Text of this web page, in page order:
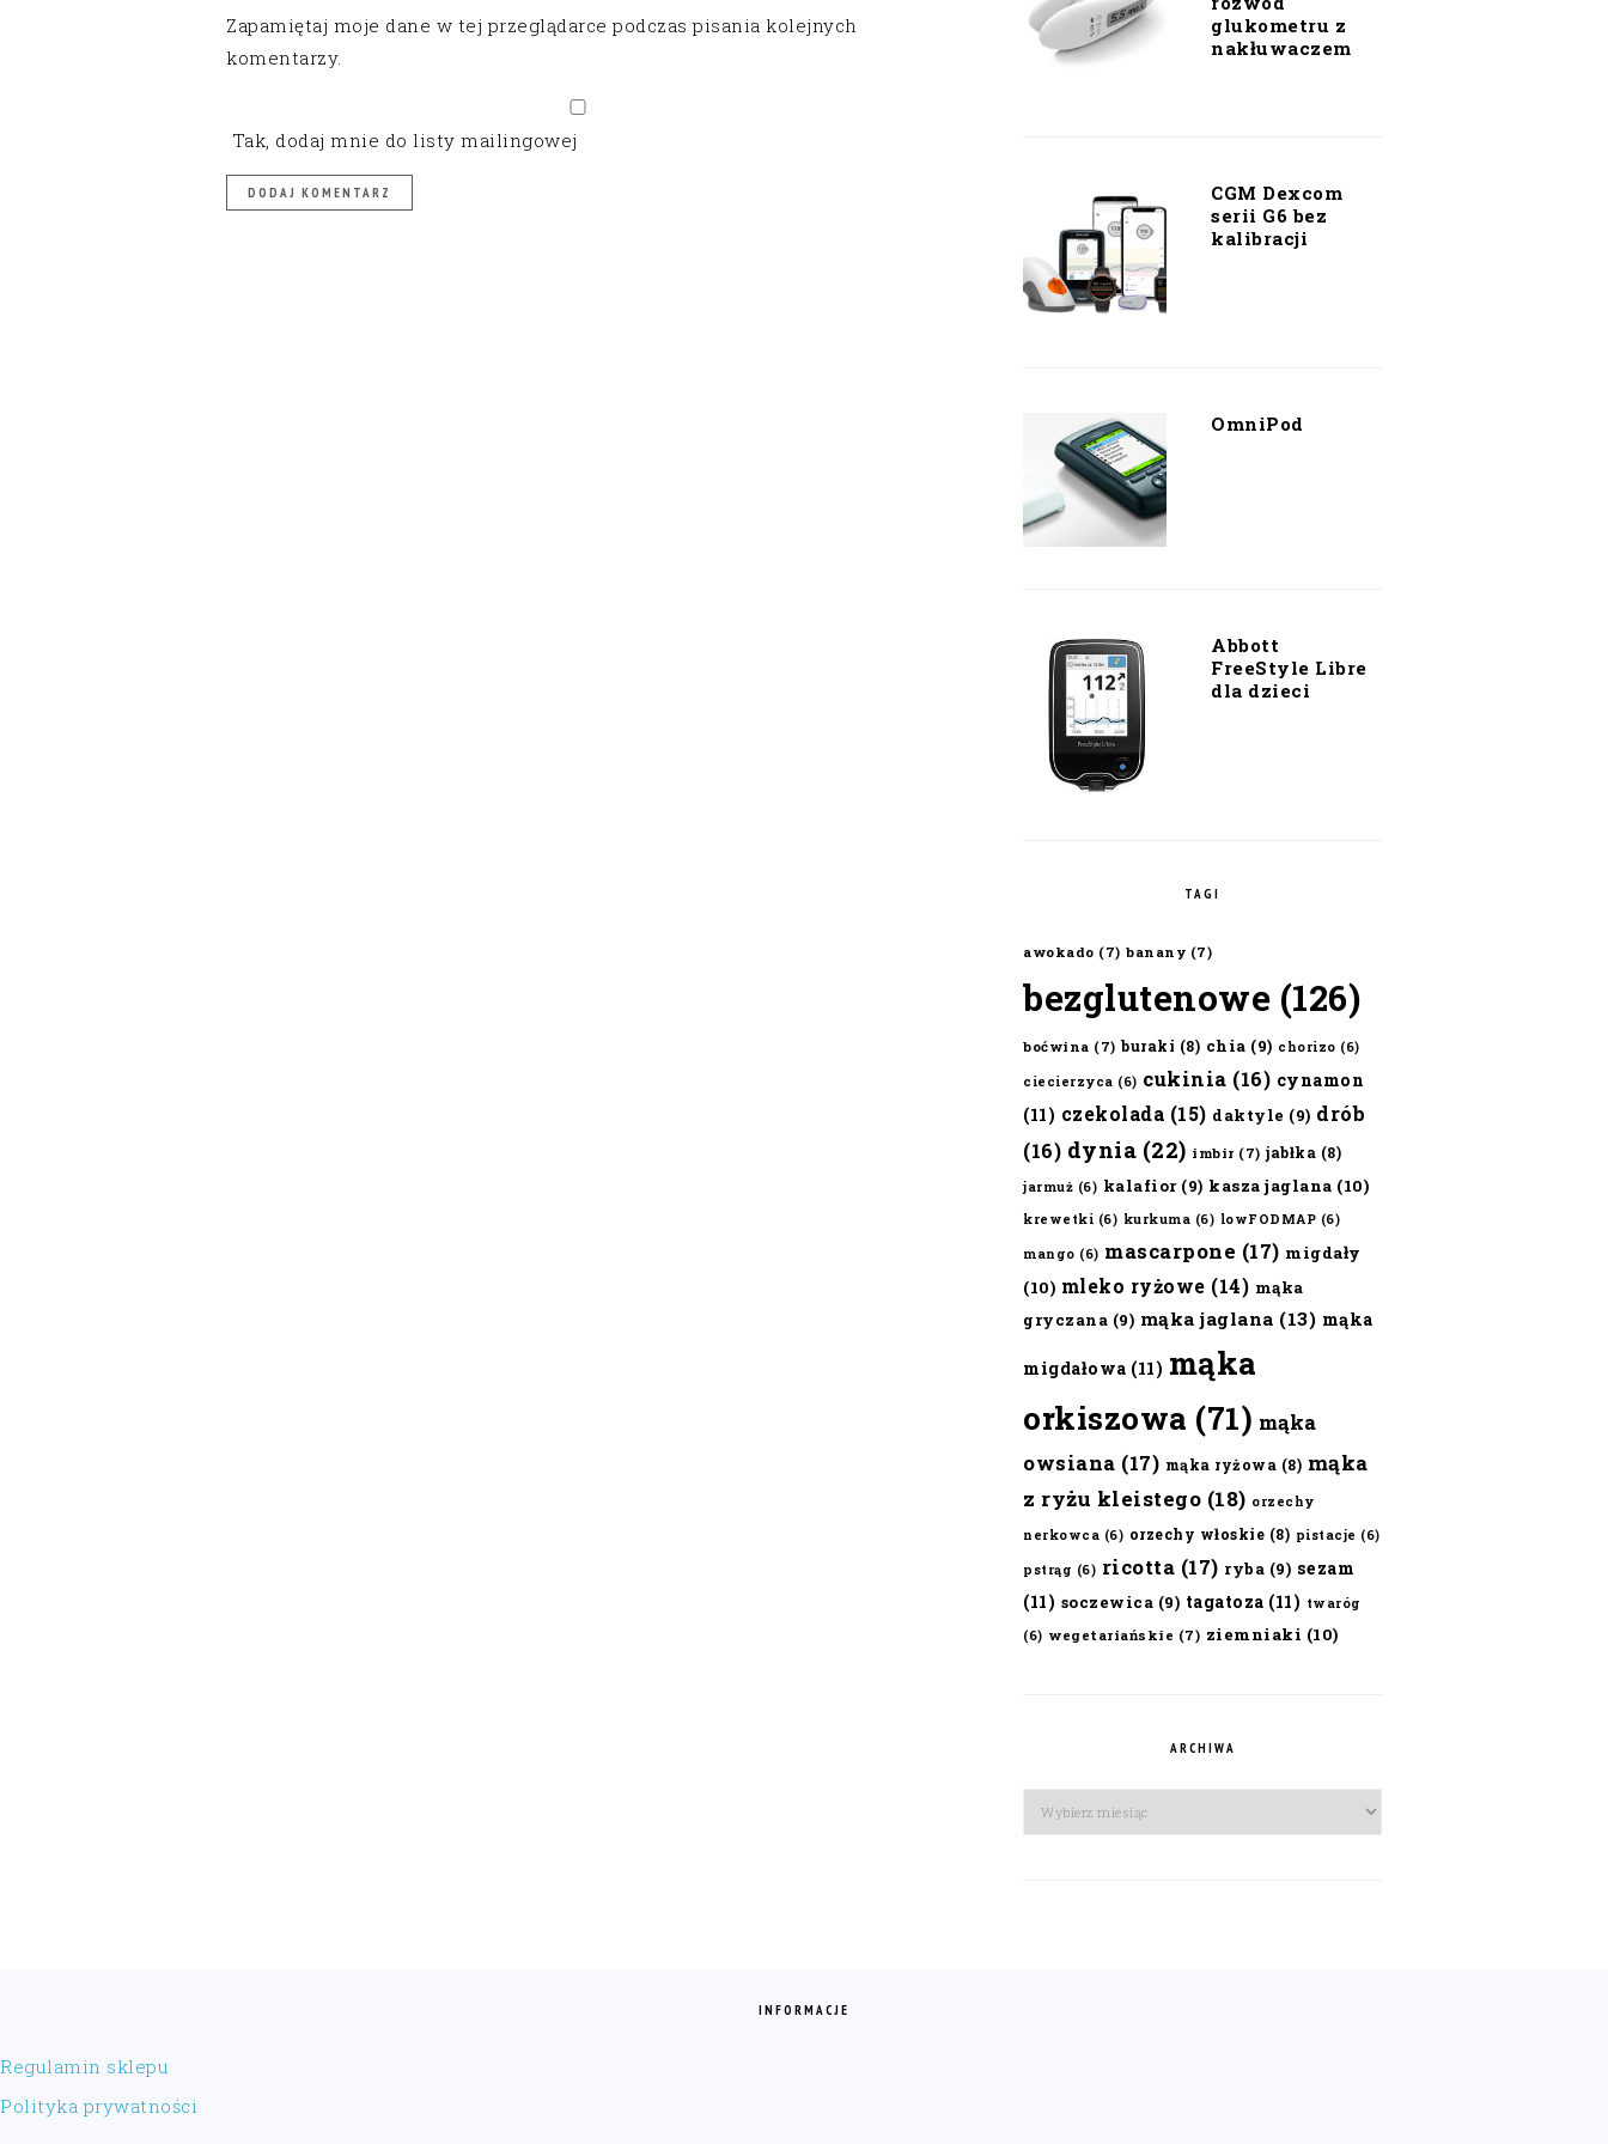
Zapamiętaj moje dane w tej przeglądarce podczas pisania kolejnych
komentarzy.
Tak, dodaj mnie do listy mailingowej
glukometru z
nakłuwaczem
CGM Dexcom
serii G6 bez
kalibracji
OmniPod
Abbott
FreeStyle Libre
dla dzieci
TAGI
awokado (7) banany (7)
bezglutenowe (126)
boćwina (7) buraki (8) chia (9) chorizo (6)
ciecierzyca (6) cukinia (16) cynamon
(11) czekolada (15) daktyle (9) drób
(16) dynia (22) imbir (7) jabłka (8)
jarmuż (6) kalafior(9) kasza jaglana (10)
krewetki (6) kurkuma (6) lowFODMAP (6)
mango (6) mascarpone (17) migdały
(10) mleko ryżowe (14) mąka
gryczana (9) mąka jaglana (13) mąka
migdałowa (11) mąka
orkiszowa (71) mąka
owsiana (17) mąka ryżowa (8) mąka
z ryżu kleistego (18) orzechy
nerkowca (6) orzechy włoskie (8) pistacje (6)
pstrąg (6) ricotta (17) ryba (9) sezam
(11) soczewica (9) tagatoza (11) twaróg
(6) wegetariańskie (7) ziemniaki (10)
ARCHIWA
Archiwa
INFORMACJE
Regulamin sklepu
Polityka prywatności